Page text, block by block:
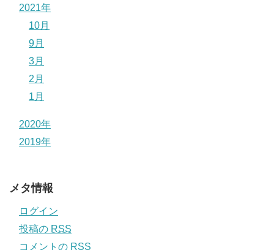
2021年
10月
9月
3月
2月
1月
2020年
2019年
メタ情報
ログイン
投稿の RSS
コメントの RSS